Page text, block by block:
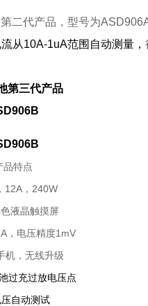
二代产品，型号为
从10A-1uA范围自动测量，
第三代产品
品特点
12A，240W
液晶触摸屏
，电压精度1mV
机，无线升级
过充过放电压点
自动测试